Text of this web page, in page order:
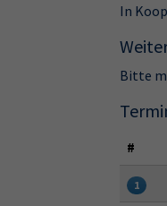
In
Bitte
#
1